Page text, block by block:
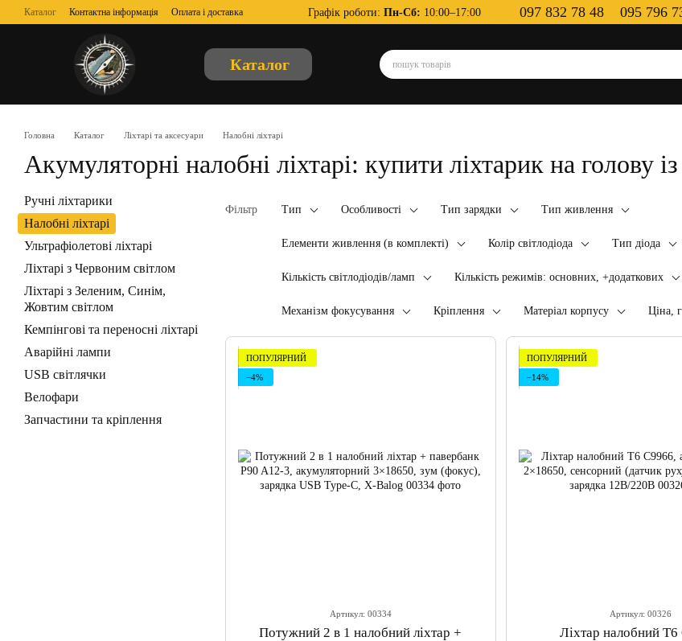
Перейти до основного контенту
Каталог Контактна інформація
Оплата і доставка
Обмін та повернення
Відгуки про магазин
Про нас
Угода користувача
Графік роботи: Пн-Сб: 10:00–17:00 097 832 78 48 095 796
Каталог
Головна Каталог Ліхтарі та аксесуари Налобні ліхтарі
Акумуляторні налобні ліхтарі: купити ліхтарик на голову
Фільтр Тип Особливості Тип зарядки Тип живлення
Елементи живлення (в комплекті) Колір світлодіода Тип діода
Кількість світлодіодів/ламп Кількість режимів: основних, +додаткових
Механізм фокусування Кріплення Матеріал корпусу Ціна,
ПОПУЛЯРНИЙ
−4%
Артикул: 00334
Потужний 2 в 1 налобний ліхтар +
ПОПУЛЯРНИЙ
−14%
Артикул: 00326
Ліхтар налобний T6
Ручні ліхтарики
Налобні ліхтарі
Ультрафіолетові ліхтарі
Ліхтарі з Червоним світлом
Ліхтарі з Зеленим, Синім,
Жовтим світлом
Кемпінгові та переносні ліхтарі
Аварійні лампи
USB світлячки
Велофари
Запчастини та кріплення